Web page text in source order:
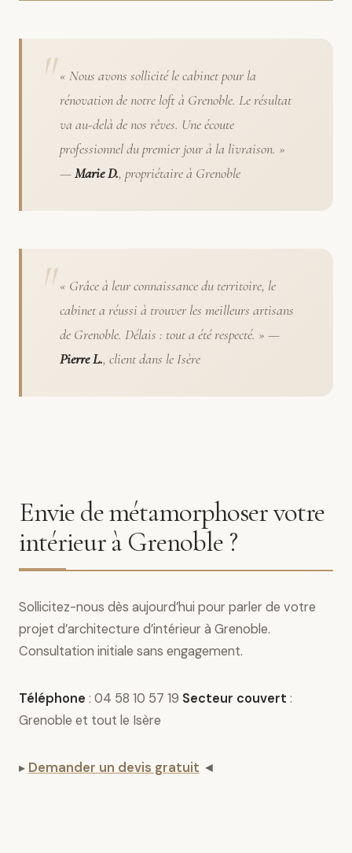
« Nous avons sollicité le cabinet pour la
rénovation de notre loft à Grenoble. Le résultat
va au-delà de nos rêves. Une écoute
professionnel du premier jour à la livraison. »
—Marie D., propriétaire à Grenoble
« Grâce à leur connaissance du territoire, le
cabinet a réussi à trouver les meilleurs artisans
de Grenoble. Délais : tout a été respecté. » —
Pierre L., client dans le Isère
Envie de métamorphoser votre
intérieur à Grenoble ?
Sollicitez-nous dès aujourd’hui pour parler de votre
projet d’architecture d’intérieur à Grenoble.
Consultation initiale sans engagement.
Téléphone : 04 58 10 57 19 Secteur couvert :
Grenoble et tout le Isère
▸ Demander un devis gratuit ◄